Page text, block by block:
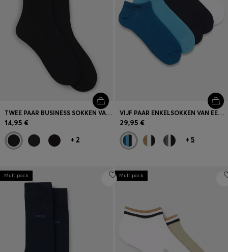
TWEE PAAR BUSINESS SOKKEN VAN ZACHT, COMPACT KATOEN
14,95 €
+ 2
VIJF PAAR ENKELSOKKEN VAN EEN KATOENMIX MET LOGO’S
29,95 €
+5
Multipack Multipack